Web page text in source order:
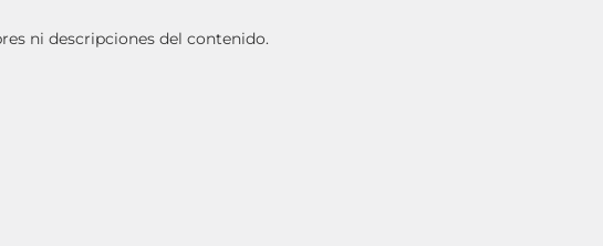
ni descripciones del contenido.